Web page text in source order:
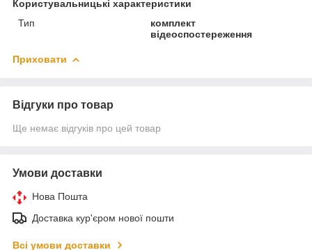
Користувальницькі характеристики
Тип
комплект
відеоспостереження
Приховати
Відгуки про товар
Ще немає відгуків про цей товар
Умови доставки
Нова Пошта
Доставка кур'єром нової пошти
Всі умови доставки